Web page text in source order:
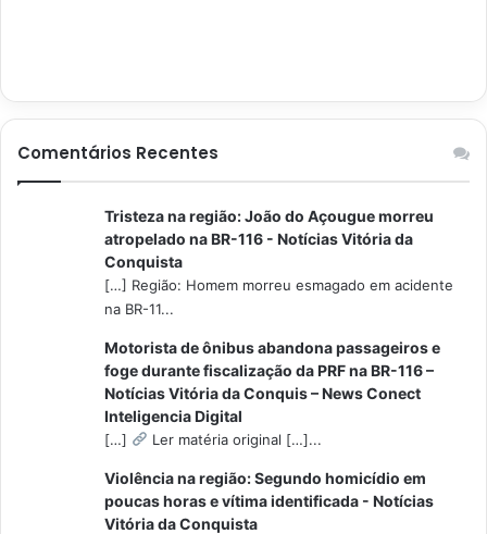
Comentários Recentes
Tristeza na região: João do Açougue morreu
atropelado na BR-116 - Notícias Vitória da
Conquista
[…] Região: Homem morreu esmagado em acidente
na BR-11...
Motorista de ônibus abandona passageiros e
foge durante fiscalização da PRF na BR-116 –
Notícias Vitória da Conquis – News Conect
Inteligencia Digital
[…] Ler matéria original […]...
Violência na região: Segundo homicídio em
poucas horas e vítima identificada - Notícias
Vitória da Conquista